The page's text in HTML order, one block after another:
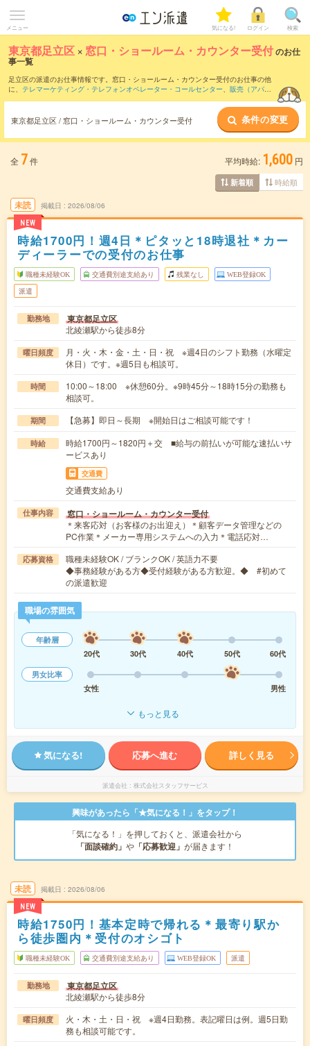
メニュー 気になる! ログイン 検索
東京都足立区 × 窓口・ショールーム・カウンター受付のお仕
事一覧
足立区の派遣のお仕事情報です。窓口・ショールーム・カウンター受付のお仕事の他
に、 テレマーケティング・テレフォンオペレーター・コールセンター、 販売（アパレ
などのこだわり条件で絞り込ん
でいただけます。職種辞典：窓口・ショールーム・カウンター受付のお仕事とは？と
は？
東京都足立区 / 窓口・ショールーム・カウンター受付 条件の変更
全 7件 平均時給: 1,600 円
新着順 時給順
未読
NEW
掲載日 2026/08/06
時給1700円！週4日＊ピタッと18時退社＊カー
ディーラーでの受付のお仕事
職種未経験OK 交通費別途支給あり 残業なし WEB登録OK
派遣
勤務地 東京都足立区
北綾瀬駅から徒歩8分
曜日頻度
月・火・木・金・土・日・祝 ※週4日のシフト勤務（水曜定
休日）です。※週5日も相談可。
時間
10:00～18:00 ※休憩60分。※9時45分～18時15分の勤務も
相談可。
期間 【急募】即日～長期 ※開始日はご相談可能です！
時給
時給1700円～1820円＋交 ■給与の前払いが可能な速払いサ
ービスあり
交通費
交通費支給あり
仕事内容 窓口・ショールーム・カウンター受付
＊来客応対（お客様のお出迎え）＊顧客データ管理などの
PC作業＊メーカー専用システムへの入力＊電話応対…
応募資格
職種未経験OK / ブランクOK / 英語力不要
◆事務経験がある方◆受付経験がある方歓迎。◆ #初めて
の派遣歓迎
職場の雰囲気
年齢層
20代
30代 40代 50代
60代
男女比率
女性
男性
もっと見る
気になる! 応募へ進む 詳しく見る
派遣会社 株式会社スタッフサービス
興味があったら「★気になる！」をタップ！
「気になる！」を押しておくと、派遣会社から
「面談確約」 や 「応募歓迎」 が届きます！
未読
NEW
掲載日 2026/08/06
時給1750円！基本定時で帰れる＊最寄り駅か
ら徒歩圏内＊受付のオシゴト
職種未経験OK 交通費別途支給あり WEB登録OK 派遣
勤務地 東京都足立区
北綾瀬駅から徒歩8分
曜日頻度
火・木・土・日・祝 ※週4日勤務。表記曜日は例。週5日勤
務も相談可能です。